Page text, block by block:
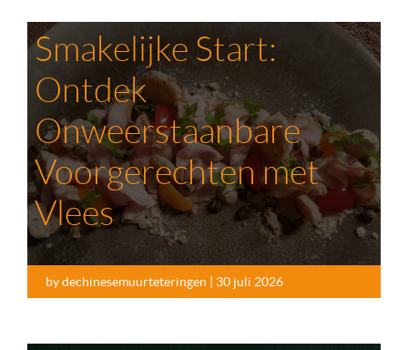
by dechinesemuurteteringen | 30 juli 2026
Smakelijke Start:
Ontdek
Onweerstaanbare
Voorgerechten met
Vlees